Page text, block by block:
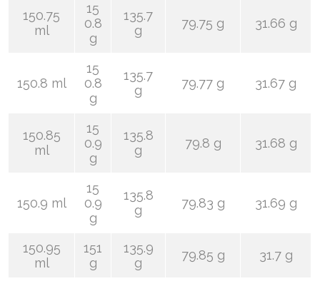
150.75
ml
15
0.8
g
135.7
g
79.75 g 31.66 g
150.8 ml
15
0.8
g
135.7
g
79.77 g 31.67 g
150.85
ml
15
0.9
g
135.8
g
79.8 g 31.68 g
150.9 ml
15
0.9
g
135.8
g
79.83 g 31.69 g
150.95
ml
151
g
135.9
g
79.85 g 31.7 g